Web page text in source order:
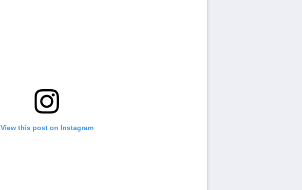
View this post on Instagram